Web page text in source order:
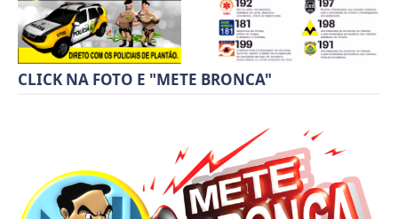
CLICK NA FOTO E "METE BRONCA"